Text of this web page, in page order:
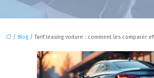
/ Blog / Tarif leasing voiture : comment les comparer